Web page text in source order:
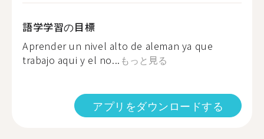
語学学習の目標
Aprender un nivel alto de aleman ya que
trabajo aqui y el no... もっと見る
アプリをダウンロードする